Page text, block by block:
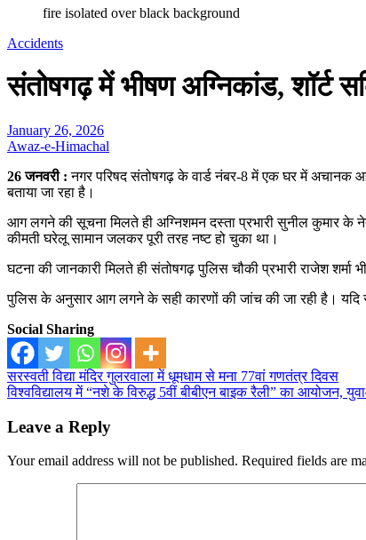
fire isolated over black background
Accidents
संतोषगढ़ में भीषण अग्निकांड,
January 26, 2026
Awaz-e-Himachal
26 जनवरी :नगर परिषद संतोषगढ़ के वार्ड नंबर-8 में एक घर में अचानक
बताया जा रहा है।
आग लगने की सूचना मिलते ही अग्निशमन दस्ता प्रभारी सुनील कुमार के
कीमती घरेलू सामान जलकर पूरी तरह नष्ट हो चुका था।
घटना की जानकारी मिलते ही संतोषगढ़ पुलिस चौकी प्रभारी राजेश
पुलिस के अनुसार आग लगने के सही कारणों की जांच की जा रही है। यदि
Social Sharing
Post
navigation
सरस्वती विद्या मंदिर गुलरवाला में धूमधाम से मना 77वां गणतंत्र दिवस
विश्वविद्यालय में “नशे के विरुद्ध 5वीं बीबीएन बाइक रैली” का आयोजन,
Leave a Reply
Your email address will not be published. Required fields are